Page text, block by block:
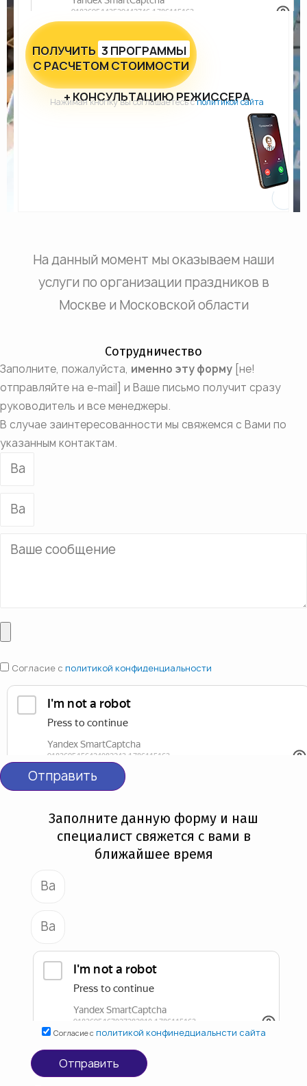
ПОЛУЧИТЬ 3 ПРОГРАММЫ
С РАСЧЕТОМ СТОИМОСТИ
+ КОНСУЛЬТАЦИЮ РЕЖИССЕРА
Нажимая кнопку вы соглашаетесь сполитикой сайта
На данный момент мы оказываем наши
услуги по организации праздников в
Москве и Московской области
Сотрудничество
Заполните, пожалуйста, именно эту форму [не!
отправляйте на e-mail] и Ваше письмо получит сразу
руководитель и все менеджеры.
В случае заинтересованности мы свяжемся с Вами по
указанным контактам.
Согласие с политикой конфиденциальности
Отправить
Заполните данную форму и наш
специалист свяжется с вами в
ближайшее время
Согласие с политикой конфинедциальнсти сайта
Отправить